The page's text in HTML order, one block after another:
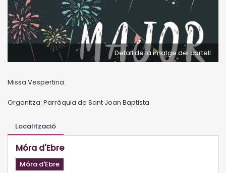
Detall de la imatge del cartell
Missa Vespertina.
Organitza: Parròquia de Sant Joan Baptista
Localització
Móra d'Ebre
Móra d'Ebre